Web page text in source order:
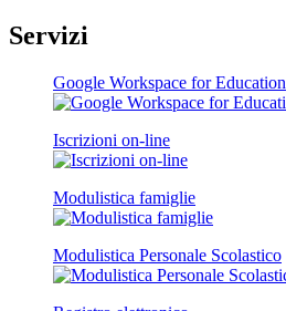
Servizi
Google Workspace for Education
Iscrizioni on-line
Modulistica famiglie
Modulistica Personale Scolastico